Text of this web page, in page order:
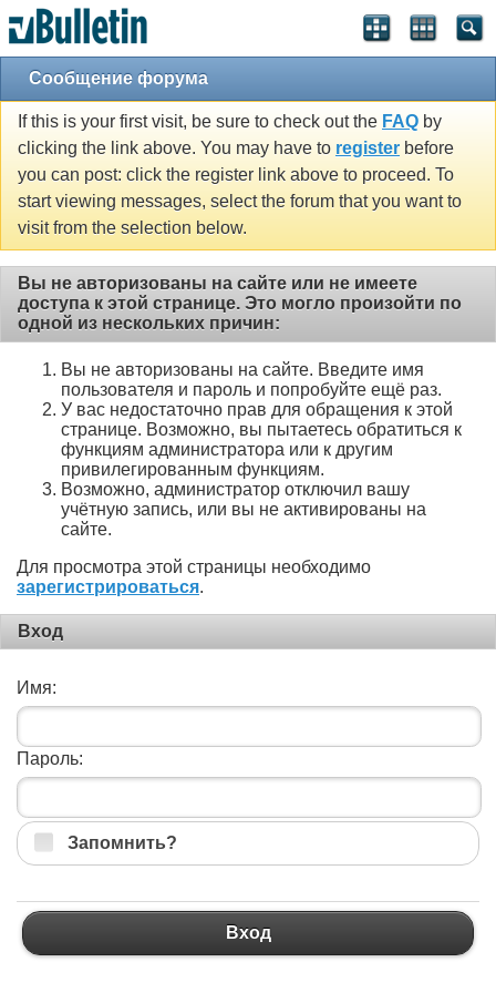
Сообщение форума
If this is your first visit, be sure to check out the FAQ by
clicking the link above. You may have to register before
you can post: click the register link above to proceed. To
start viewing messages, select the forum that you want to
visit from the selection below.
Вы не авторизованы на сайте или не имеете
доступа к этой странице. Это могло произойти по
одной из нескольких причин:
Вы не авторизованы на сайте. Введите имя
пользователя и пароль и попробуйте ещё раз.
У вас недостаточно прав для обращения к этой
странице. Возможно, вы пытаетесь обратиться к
функциям администратора или к другим
привилегированным функциям.
Возможно, администратор отключил вашу
учётную запись, или вы не активированы на
сайте.
Для просмотра этой страницы необходимо
зарегистрироваться.
Вход
Имя:
Пароль:
Запомнить?
Вход